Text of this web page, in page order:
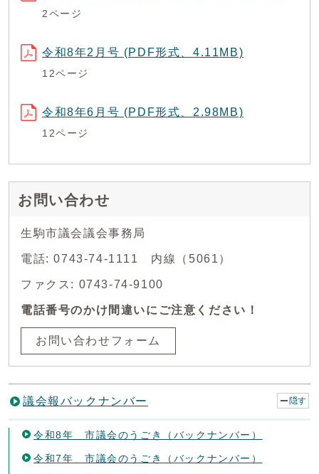
2ページ
令和8年2月号 (PDF形式、4.11MB)
12ページ
令和8年6月号 (PDF形式、2.98MB)
12ページ
お問い合わせ
生駒市議会議会事務局
電話: 0743-74-1111 内線（5061）
ファクス: 0743-74-9100
電話番号のかけ間違いにご注意ください！
お問い合わせフォーム
議会報バックナンバー 隠す
令和8年 市議会のうごき（バックナンバー）
令和7年 市議会のうごき（バックナンバー）